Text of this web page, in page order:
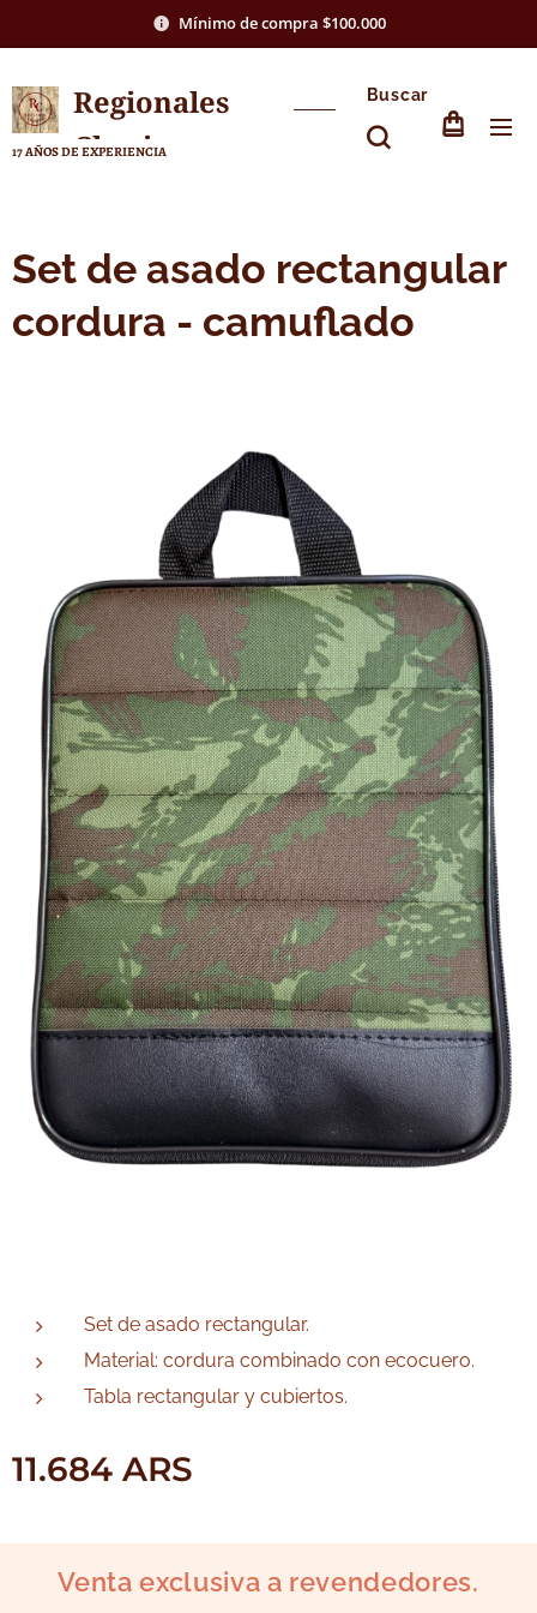
Mínimo de compra $100.000
Regionales
Chasico
17 AÑOS DE EXPERIENCIA
Buscar
Set de asado rectangular
cordura - camuflado
Set de asado rectangular.
Material: cordura combinado con ecocuero.
Tabla rectangular y cubiertos.
11.684 ARS
Venta exclusiva a revendedores.